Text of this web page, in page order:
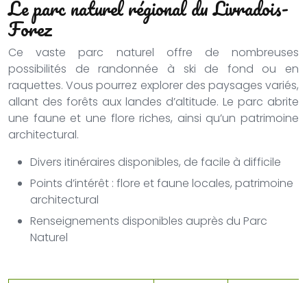
Le parc naturel régional du Livradois-
Forez
Ce vaste parc naturel offre de nombreuses
possibilités de randonnée à ski de fond ou en
raquettes. Vous pourrez explorer des paysages variés,
allant des forêts aux landes d’altitude. Le parc abrite
une faune et une flore riches, ainsi qu’un patrimoine
architectural.
Divers itinéraires disponibles, de facile à difficile
Points d’intérêt : flore et faune locales, patrimoine
architectural
Renseignements disponibles auprès du Parc
Naturel